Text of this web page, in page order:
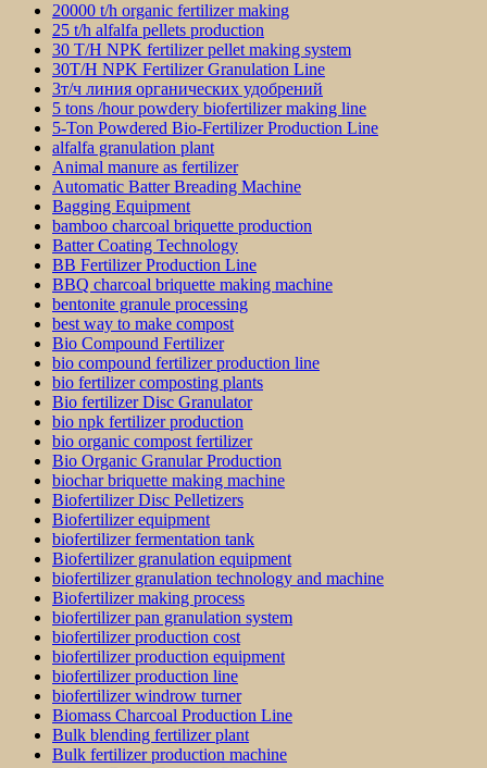
20000 t/h organic fertilizer making
25 t/h alfalfa pellets production
30 T/H NPK fertilizer pellet making system
30T/H NPK Fertilizer Granulation Line
3т/ч линия органических удобрений
5 tons /hour powdery biofertilizer making line
5-Ton Powdered Bio-Fertilizer Production Line
alfalfa granulation plant
Animal manure as fertilizer
Automatic Batter Breading Machine
Bagging Equipment
bamboo charcoal briquette production
Batter Coating Technology
BB Fertilizer Production Line
BBQ charcoal briquette making machine
bentonite granule processing
best way to make compost
Bio Compound Fertilizer
bio compound fertilizer production line
bio fertilizer composting plants
Bio fertilizer Disc Granulator
bio npk fertilizer production
bio organic compost fertilizer
Bio Organic Granular Production
biochar briquette making machine
Biofertilizer Disc Pelletizers
Biofertilizer equipment
biofertilizer fermentation tank
Biofertilizer granulation equipment
biofertilizer granulation technology and machine
Biofertilizer making process
biofertilizer pan granulation system
biofertilizer production cost
biofertilizer production equipment
biofertilizer production line
biofertilizer windrow turner
Biomass Charcoal Production Line
Bulk blending fertilizer plant
Bulk fertilizer production machine